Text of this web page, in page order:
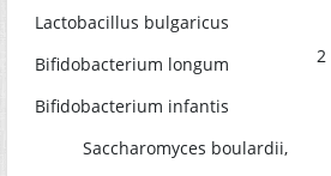
Lactobacillus bulgaricus
Bifidobacterium longum
Bifidobacterium infantis
Saccharomyces boulardii,
2